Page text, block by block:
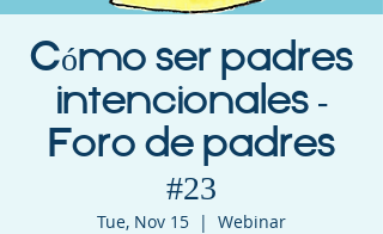
Cómo ser padres
intencionales -
Foro de padres
#23
Tue, Nov 15
  |
Webinar